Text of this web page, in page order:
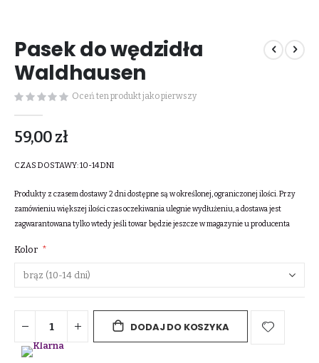
początek
galerii
Pasek do wędzidła
Waldhausen
Oceń ten produkt jako pierwszy
59,00 zł
CZAS DOSTAWY:10-14 DNI
Produkty z czasem dostawy 2 dni dostępne są w określonej, ograniczonej ilości. Przy
zamówieniu większej ilości czas oczekiwania ulegnie wydłużeniu, a dostawa jest
zagwarantowana tylko wtedy jeśli towar będzie jeszcze w magazynie u producenta
Kolor
DODAJ DO KOSZYKA